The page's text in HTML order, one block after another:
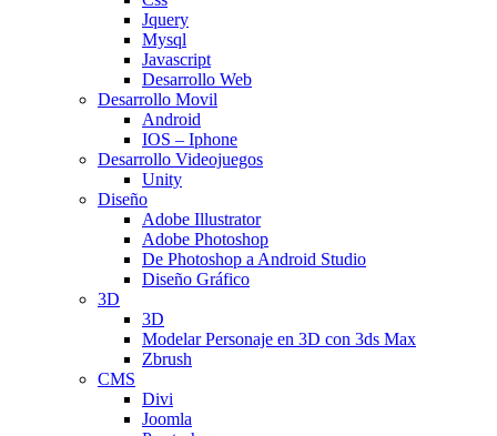
Jquery
Mysql
Javascript
Desarrollo Web
Desarrollo Movil
Android
IOS – Iphone
Desarrollo Videojuegos
Unity
Diseño
Adobe Illustrator
Adobe Photoshop
De Photoshop a Android Studio
Diseño Gráfico
3D
3D
Modelar Personaje en 3D con 3ds Max
Zbrush
CMS
Divi
Joomla